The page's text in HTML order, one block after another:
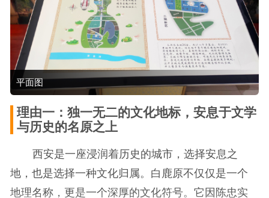
平面图
理由一：独一无二的文化地标，安息于文学
与历史的名原之上
西安是一座浸润着历史的城市，选择安息之
地，也是选择一种文化归属。白鹿原不仅仅是一个
地理名称，更是一个深厚的文化符号。它因陈忠实